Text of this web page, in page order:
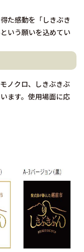
た感動を「しきぶき
いう願いを込めてい
ノクロ、しきぶきぶ
ます。使用場面に応